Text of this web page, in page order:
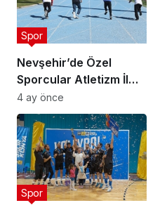
Nevşehir’de Özel
Sporcular Atletizm İl
Şampiyonası
Düzenlendi
Spor
4 ay önce
Spor